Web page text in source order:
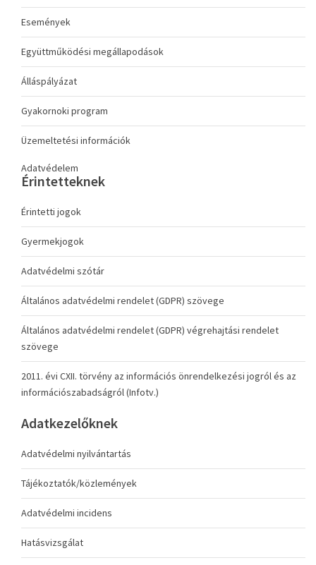
Események
Együttműködési megállapodások
Álláspályázat
Gyakornoki program
Üzemeltetési információk
Adatvédelem
Érintetteknek
Érintetti jogok
Gyermekjogok
Adatvédelmi szótár
Általános adatvédelmi rendelet (GDPR) szövege
Általános adatvédelmi rendelet (GDPR) végrehajtási rendelet
szövege
2011. évi CXII. törvény az információs önrendelkezési jogról és az
információszabadságról (Infotv.)
Adatkezelőknek
Adatvédelmi nyilvántartás
Tájékoztatók/közlemények
Adatvédelmi incidens
Hatásvizsgálat